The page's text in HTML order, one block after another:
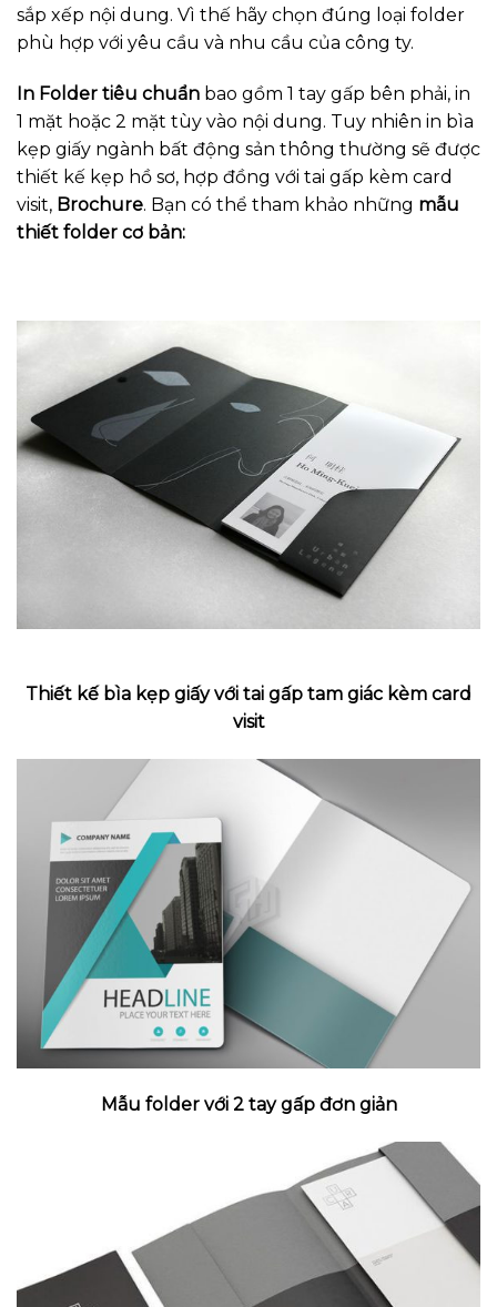
sắp xếp nội dung. Vì thế hãy chọn đúng loại folder
phù hợp với yêu cầu và nhu cầu của công ty.
In Folder tiêu chuẩn bao gồm 1 tay gấp bên phải, in
1 mặt hoặc 2 mặt tùy vào nội dung. Tuy nhiên in bìa
kẹp giấy ngành bất động sản thông thường sẽ được
thiết kế kẹp hồ sơ, hợp đồng với tai gấp kèm card
visit, Brochure. Bạn có thể tham khảo những mẫu
thiết folder cơ bản:
Thiết kế bìa kẹp giấy với tai gấp tam giác kèm card
visit
Mẫu folder với 2 tay gấp đơn giản